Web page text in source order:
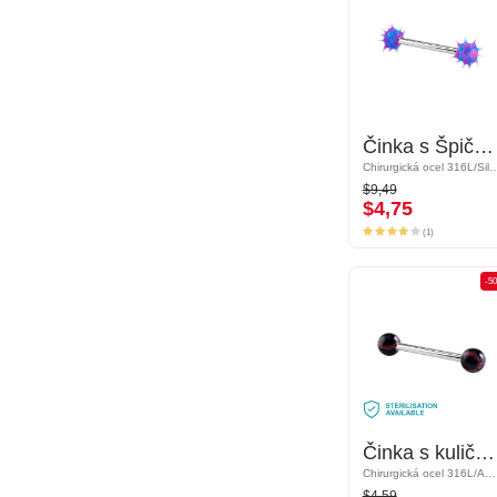
Činka s Špičatou kuličkou
Chirurgická ocel 316L/Silikon
$9,49
$4,75
Činka s Špičatou kuličkou
Chirurgická ocel
$9,49
$4,75
(1)
-50%
Činka s kuličkami
Chirurgická ocel 316L/Akryl
$4,59
-
Činka s kuličkami
Chirurgická ocel 316L/Akryl